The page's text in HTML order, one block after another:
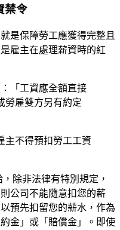
禁令
是保障勞工應獲得完整且
雇主在處理薪資時的紅
「工資應全額直接
勞雇雙方另有約定
主不得預扣勞工工資
除非法律有特別規定，
公司不能隨意扣您的薪
預先扣留您的薪水，作為
金」或「賠償金」。即使